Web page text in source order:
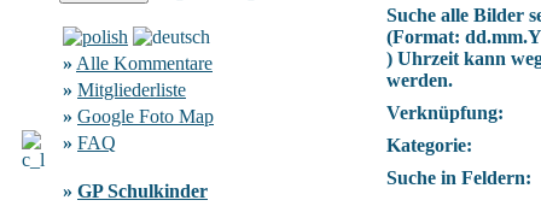
» Alle Kommentare
» Mitgliederliste
» Google Foto Map
» FAQ
» GP Schulkinder
Suche alle Bilder
(Format:
) Uhrzeit kann
werden.
Verknüpfung:
Kategorie:
Suche in Feldern: